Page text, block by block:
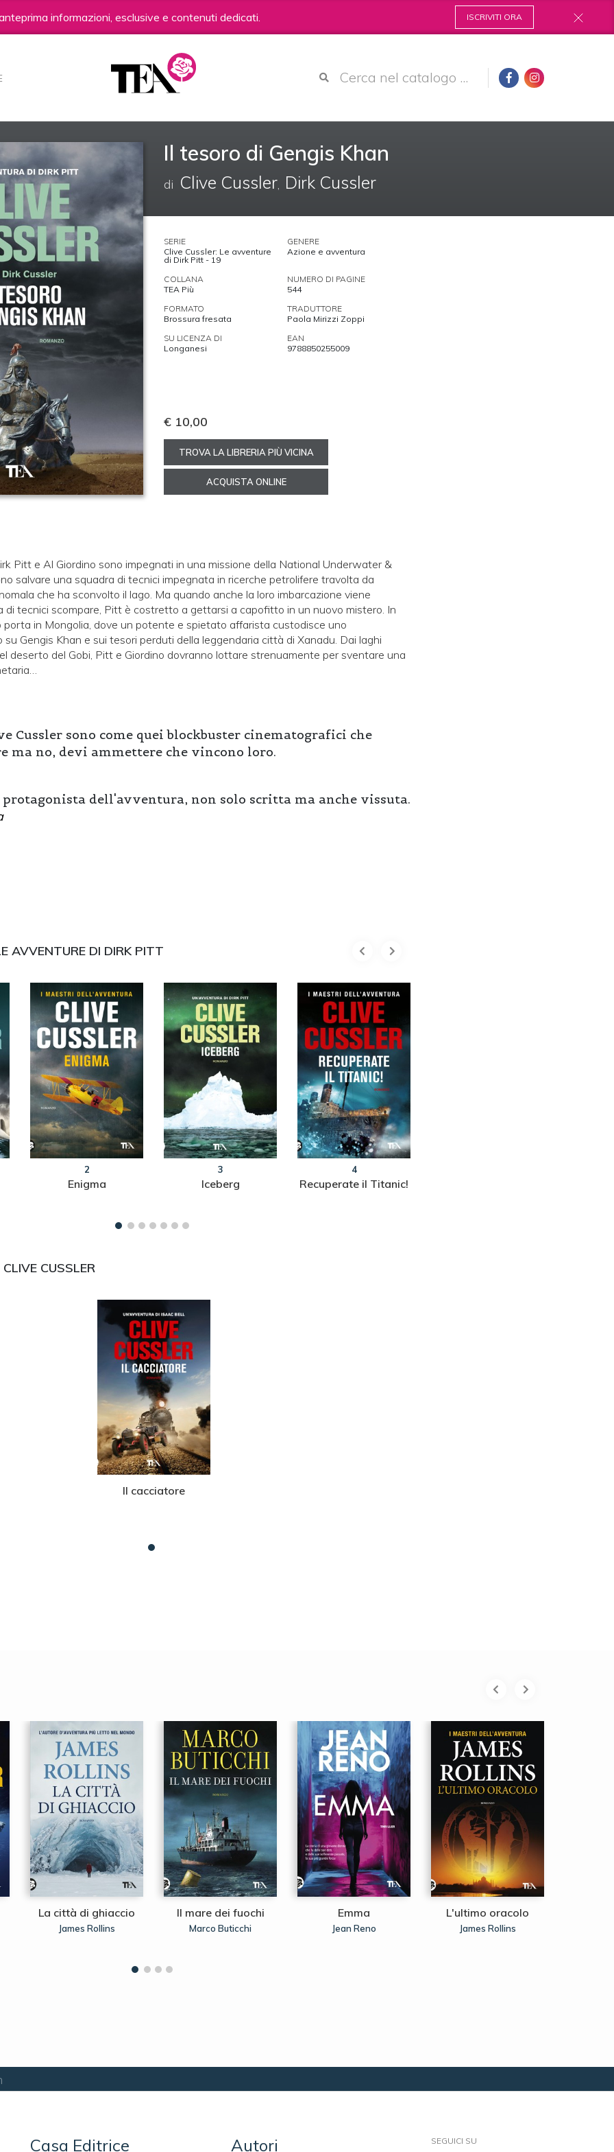
informazioni, esclusive e contenuti dedicati. ISCRIVITI ORA
Il tesoro di Gengis Khan
di Clive Cussler, Dirk Cussler
€ 10,00
TROVA LA LIBRERIA PIÙ VICINA
ACQUISTA ONLINE
SERIE
Clive Cussler: Le avventure
di Dirk Pitt - 19
GENERE
Azione e avventura
COLLANA
TEA Più
NUMERO DI PAGINE
544
FORMATO
Brossura fresata
TRADUTTORE
Paola Mirizzi Zoppi
SU LICENZA DI
Longanesi
EAN
9788850255009
Pitt e Al Giordino sono impegnati in una missione della National Underwater &
salvare una squadra di tecnici impegnata in ricerche petrolifere travolta da
che ha sconvolto il lago. Ma quando anche la loro imbarcazione viene
di tecnici scompare, Pitt è costretto a gettarsi a capofitto in un nuovo mistero. In
porta in Mongolia, dove un potente e spietato affarista custodisce uno
Gengis Khan e sui tesori perduti della leggendaria città di Xanadu. Dai laghi
deserto del Gobi, Pitt e Giordino dovranno lottare strenuamente per sventare una
Cussler sono come quei blockbuster cinematografici che
ma no, devi ammettere che vincono loro.
dell'avventura, non solo scritta ma anche vissuta.
AVVENTURE DI DIRK PITT
2
Enigma
3
Iceberg
4
Recuperate il Titanic!
CLIVE CUSSLER
Il cacciatore
La città di ghiaccio
James Rollins
Il mare dei fuochi
Marco Buticchi
Emma
Jean Reno
L'ultimo oracolo
James Rollins
Casa Editrice Autori SEGUICI SU